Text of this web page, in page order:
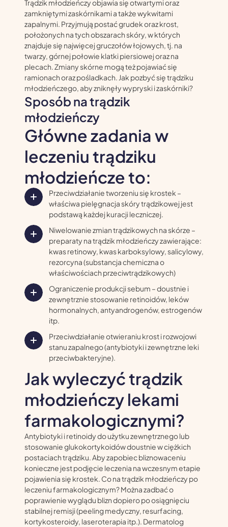
Trądzik młodzieńczy objawia się otwartymi oraz
zamkniętymi zaskórnikami a także wykwitami
zapalnymi. Przyjmują postać grudek oraz krost,
położonych na tych obszarach skóry, w których
znajduje się najwięcej gruczołów łojowych, tj. na
twarzy, górnej połowie klatki piersiowej oraz na
plecach. Zmiany skórne mogą też pojawiać się
ramionach oraz pośladkach. Jak pozbyć się trądziku
młodzieńczego, aby zniknęły wypryski i zaskórniki?
Sposób na trądzik
młodzieńczy
Główne zadania w
leczeniu trądziku
młodzieńcze to:
Przeciwdziałanie tworzeniu się krostek –
właściwa pielęgnacja skóry trądzikowej jest
podstawą każdej kuracji leczniczej.
Niwelowanie zmian trądzikowych na skórze –
preparaty na trądzik młodzieńczy zawierające:
kwas retinowy, kwas karboksylowy, salicylowy,
rezorcyna (substancja chemiczna o
właściwościach przeciwtrądzikowych)
Ograniczenie produkcji sebum – doustnie i
zewnętrznie stosowanie retinoidów, leków
hormonalnych, antyandrogenów, estrogenów
itp.
Przeciwdziałanie otwieraniu krost i rozwojowi
stanu zapalnego (antybiotyki i zewnętrzne leki
przeciwbakteryjne).
Jak wyleczyć trądzik
młodzieńczy lekami
farmakologicznymi?
Antybiotyki i retinoidy do użytku zewnętrznego lub
stosowanie glukokortykoidów doustnie w ciężkich
postaciach trądziku. Aby zapobiec bliznowaceniu
konieczne jest podjęcie leczenia na wczesnym etapie
pojawienia się krostek. Co na trądzik młodzieńczy po
leczeniu farmakologicznym? Można zadbać o
poprawienie wyglądu blizn dopiero po osiągnięciu
stabilnej remisji (peeling medyczny, resurfacing,
kortykosteroidy, laseroterapia itp.). Dermatolog